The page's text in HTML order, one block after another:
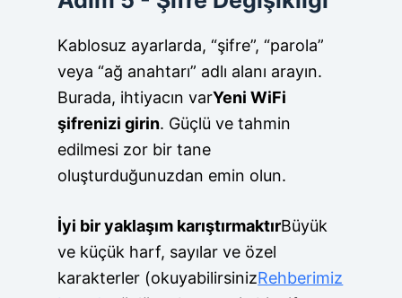
Kablosuz ayarlarda, “şifre”, “parola”
veya “ağ anahtarı” adlı alanı arayın.
Burada, ihtiyacın varYeni WiFi
şifrenizi girin. Güçlü ve tahmin
edilmesi zor bir tane
oluşturduğunuzdan emin olun.
İyi bir yaklaşım karıştırmaktırBüyük
ve küçük harf, sayılar ve özel
karakterler (okuyabilirsinizRehberimiz